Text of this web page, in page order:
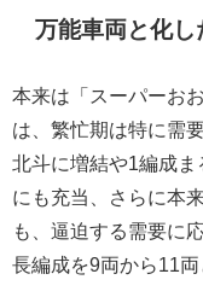
万能車両と化
本来は「スーパーお
は、繁忙期は特に需
北斗に増結や1編成
にも充当、さらに本
も、逼迫する需要に
長編成を9両から11両